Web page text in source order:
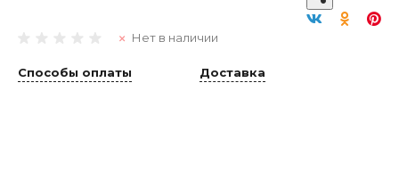
Нет в наличии
Способы оплаты Доставка